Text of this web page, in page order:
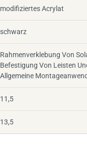
modifiziertes Acrylat
schwarz
Rahmenverklebung Von
Befestigung Von Leisten
Allgemeine
11,5
13,5